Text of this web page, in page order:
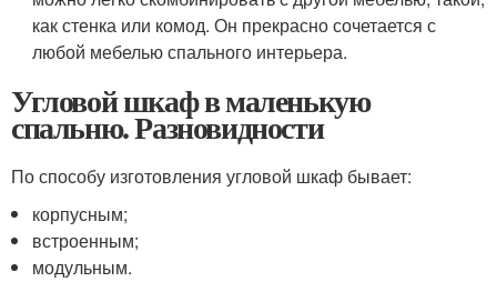
как стенка или комод. Он прекрасно сочетается с
любой мебелью спального интерьера.
Угловой шкаф в маленькую
спальню. Разновидности
По способу изготовления угловой шкаф бывает:
корпусным;
встроенным;
модульным.